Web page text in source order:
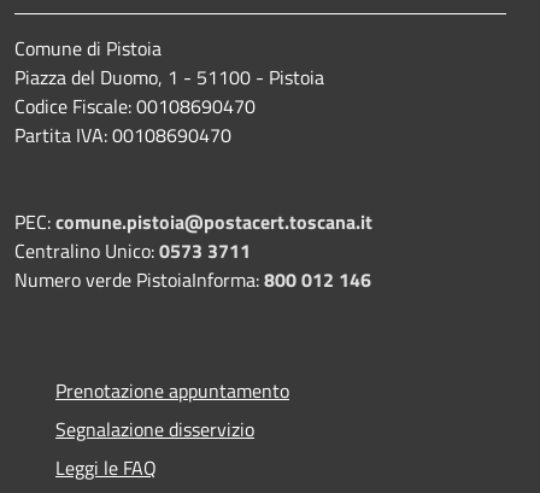
Comune di Pistoia
Piazza del Duomo, 1 - 51100 - Pistoia
Codice Fiscale: 00108690470
Partita IVA: 00108690470
PEC:comune.pistoia@postacert.toscana.it
Centralino Unico:0573 3711
Numero verde PistoiaInforma:800 012 146
Prenotazione appuntamento
Segnalazione disservizio
Leggi le FAQ